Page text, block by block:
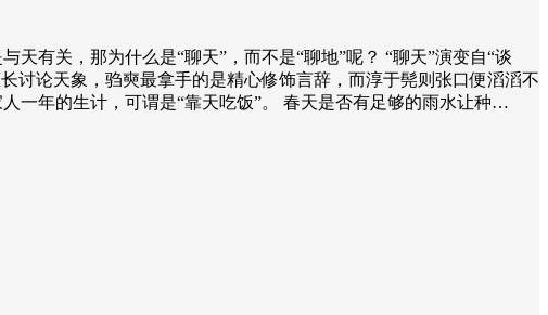
有关，那为什么是“聊天”，而不是“聊地”呢？ “聊天”演变自“谈
讨论天象，驺奭最拿手的是精心修饰言辞，而淳于髡则张口便滔滔不
一年的生计，可谓是“靠天吃饭”。 春天是否有足够的雨水让种…